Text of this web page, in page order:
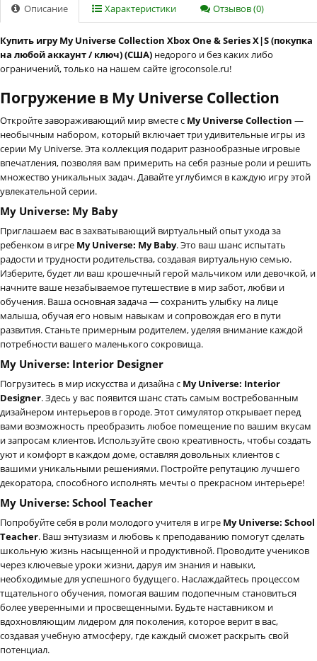
Описание Характеристики Отзывов (0)
Купить игру My Universe Collection Xbox One & Series X|S (покупка
на любой аккаунт / ключ) (США) недорого и без каких либо
ограничений, только на нашем сайте igroconsole.ru!
Погружение в My Universe Collection
Откройте завораживающий мир вместе с My Universe Collection —
необычным набором, который включает три удивительные игры из
серии My Universe. Эта коллекция подарит разнообразные игровые
впечатления, позволяя вам примерить на себя разные роли и решить
множество уникальных задач. Давайте углубимся в каждую игру этой
увлекательной серии.
My Universe: My Baby
Приглашаем вас в захватывающий виртуальный опыт ухода за
ребенком в игре My Universe: My Baby. Это ваш шанс испытать
радости и трудности родительства, создавая виртуальную семью.
Изберите, будет ли ваш крошечный герой мальчиком или девочкой, и
начните ваше незабываемое путешествие в мир забот, любви и
обучения. Ваша основная задача — сохранить улыбку на лице
малыша, обучая его новым навыкам и сопровождая его в пути
развития. Станьте примерным родителем, уделяя внимание каждой
потребности вашего маленького сокровища.
My Universe: Interior Designer
Погрузитесь в мир искусства и дизайна с My Universe: Interior
Designer. Здесь у вас появится шанс стать самым востребованным
дизайнером интерьеров в городе. Этот симулятор открывает перед
вами возможность преобразить любое помещение по вашим вкусам
и запросам клиентов. Используйте свою креативность, чтобы создать
уют и комфорт в каждом доме, оставляя довольных клиентов с
вашими уникальными решениями. Постройте репутацию лучшего
декоратора, способного исполнять мечты о прекрасном интерьере!
My Universe: School Teacher
Попробуйте себя в роли молодого учителя в игре My Universe: School
Teacher. Ваш энтузиазм и любовь к преподаванию помогут сделать
школьную жизнь насыщенной и продуктивной. Проводите учеников
через ключевые уроки жизни, даруя им знания и навыки,
необходимые для успешного будущего. Наслаждайтесь процессом
тщательного обучения, помогая вашим подопечным становиться
более уверенными и просвещенными. Будьте наставником и
вдохновляющим лидером для поколения, которое верит в вас,
создавая учебную атмосферу, где каждый сможет раскрыть свой
потенциал.